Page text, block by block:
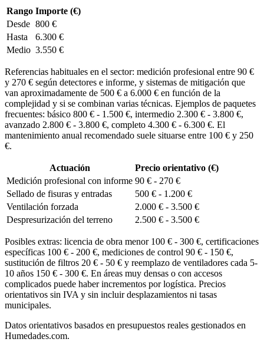
Rango Importe (€)
Desde 800 €
Hasta
6.300 €
Medio 3.550 €
Referencias habituales en el sector: medición profesional entre 90 €
y 270 € según detectores e informe, y sistemas de mitigación que
van aproximadamente de 500 € a 6.000 € en función de la
complejidad y si se combinan varias técnicas. Ejemplos de paquetes
frecuentes: básico 800 € - 1.500 €, intermedio 2.300 € - 3.800 €,
avanzado 2.800 € - 3.800 €, completo 4.300 € - 6.300 €. El
mantenimiento anual recomendado suele situarse entre 100 € y 250
€.
Actuación
Precio orientativo (€)
Medición profesional con informe 90 € - 270 €
Sellado de fisuras y entradas
500 € - 1.200 €
Ventilación forzada
2.000 € - 3.500 €
Despresurización del terreno
2.500 € - 3.500 €
Posibles extras: licencia de obra menor 100 € - 300 €, certificaciones
específicas 100 € - 200 €, mediciones de control 90 € - 150 €,
sustitución de filtros 20 € - 50 € y reemplazo de ventiladores cada 5-
10 años 150 € - 300 €. En áreas muy densas o con accesos
complicados puede haber incrementos por logística. Precios
orientativos sin IVA y sin incluir desplazamientos ni tasas
municipales.
Datos orientativos basados en presupuestos reales gestionados en
Humedades.com.